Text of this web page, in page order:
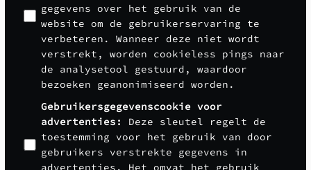
gegevens over het gebruik van de
website om de gebruikerservaring te
verbeteren. Wanneer deze niet wordt
verstrekt, worden cookieless pings naar
de analysetool gestuurd, waardoor
bezoeken geanonimiseerd worden.
Gebruikersgegevenscookie voor
advertenties :
Deze sleutel regelt de
toestemming voor het gebruik van door
gebruikers verstrekte gegevens in